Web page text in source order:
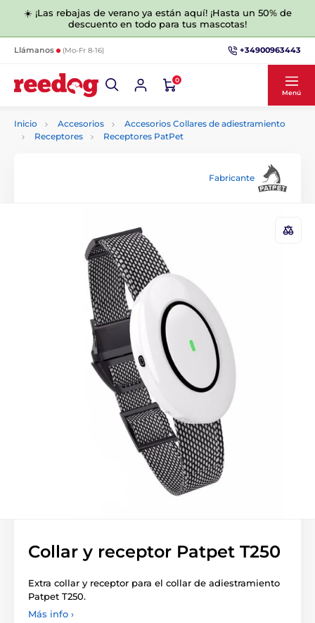
☀️ ¡Las rebajas de verano ya están aquí! ¡Hasta un 50% de
descuento en todo para tus mascotas!
Llámanos (Mo-Fr 8-16) +34900963443
0
Menú
Inicio Accesorios
Accesorios Collares de adiestramiento
Receptores
Receptores PatPet
Fabricante
Collar y receptor Patpet T250
Extra collar y receptor para el collar de adiestramiento
Patpet T250.
Más info ›